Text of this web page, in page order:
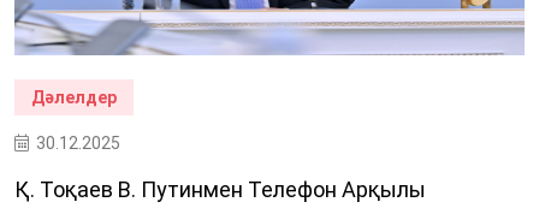
Дәлелдер
30.12.2025
Қ. Тоқаев В. Путинмен Телефон Арқылы